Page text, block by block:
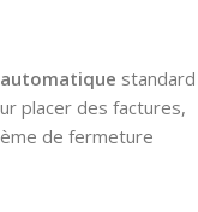
standard
placer des factures,
de fermeture